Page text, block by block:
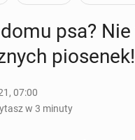
psa? Nie
pio­se­nek!
07:00
w 3 minuty